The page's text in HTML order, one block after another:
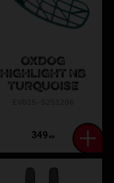
OXDOG
HIGHLIGHT NB
TURQUOISE
349 KR